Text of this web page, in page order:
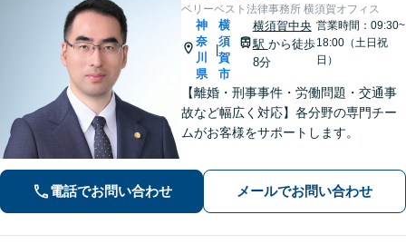
ベリーベスト法律事務所 横須賀オフィス
神
奈
川
県
横
須
賀
市
横須賀中央
駅 から徒歩
8分
営業時間：09:30~
18:00（土日祝
日）
【離婚・刑事事件・労働問題・交通事
故など幅広く対応】各分野の専門チー
ムがお客様をサポートします。
電話でお問い合わせ メールでお問い合わせ